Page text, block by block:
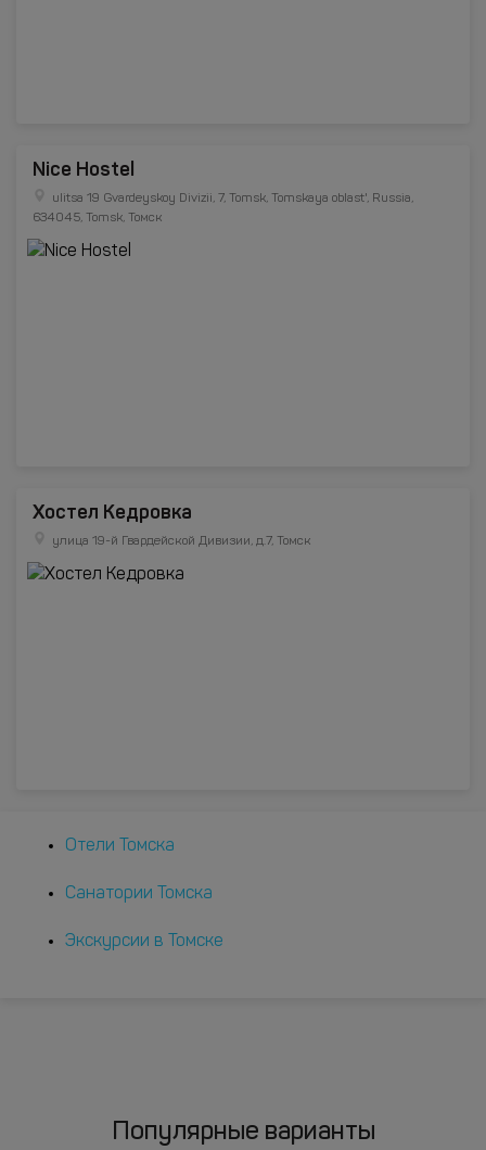
Nice Hostel
ulitsa 19 Gvardeyskoy Divizii, 7, Tomsk, Tomskaya oblast', Russia,
634045, Tomsk, Томск
Хостел Кедровка
улица 19-й Гвардейской Дивизии, д.7, Томск
Отели Томска
Санатории Томска
Экскурсии в Томске
Популярные варианты